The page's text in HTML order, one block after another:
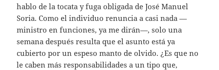
hablo de la tocata y fuga obligada de José Manuel
Soria. Como el individuo renuncia a casi nada —
ministro en funciones, ya me dirán—, solo una
semana después resulta que el asunto está ya
cubierto por un espeso manto de olvido. ¿Es que no
le caben más responsabilidades a un tipo que,